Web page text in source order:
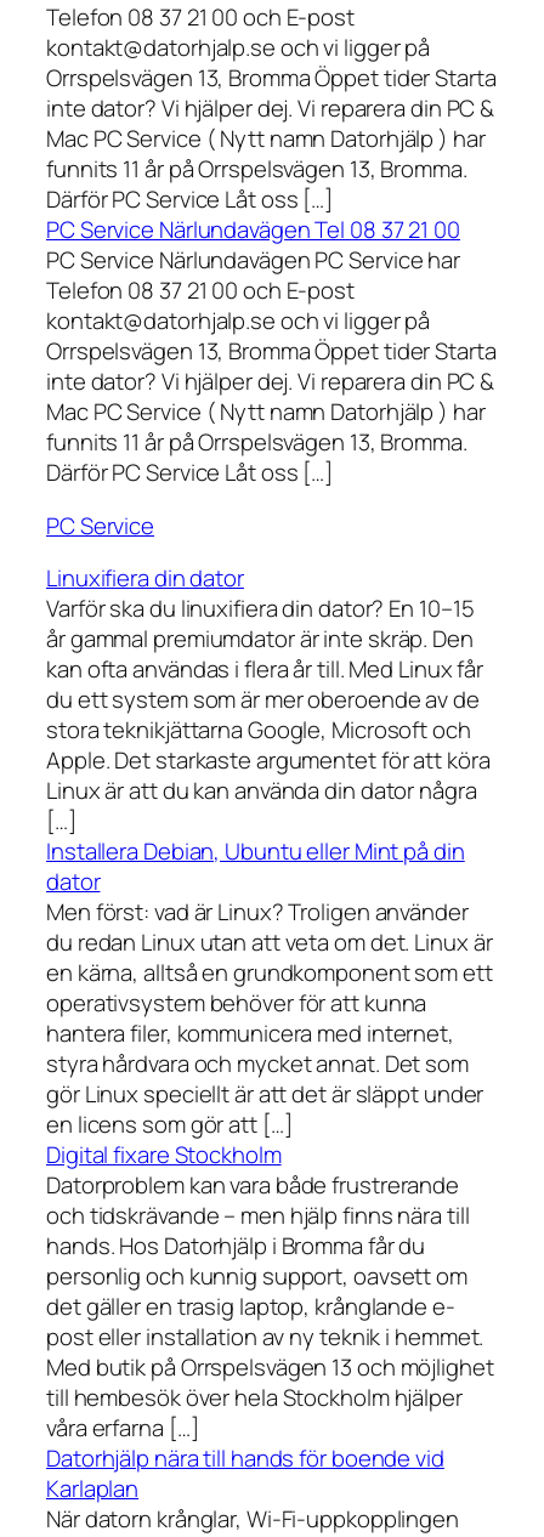
Telefon 08 37 21 00 och E-post
kontakt@datorhjalp.se och vi ligger på
Orrspelsvägen 13, Bromma Öppet tider Starta
inte dator? Vi hjälper dej. Vi reparera din PC &
Mac PC Service ( Nytt namn Datorhjälp ) har
funnits 11 år på Orrspelsvägen 13, Bromma.
Därför PC Service Låt oss […]
PC Service Närlundavägen Tel 08 37 21 00
PC Service Närlundavägen PC Service har
Telefon 08 37 21 00 och E-post
kontakt@datorhjalp.se och vi ligger på
Orrspelsvägen 13, Bromma Öppet tider Starta
inte dator? Vi hjälper dej. Vi reparera din PC &
Mac PC Service ( Nytt namn Datorhjälp ) har
funnits 11 år på Orrspelsvägen 13, Bromma.
Därför PC Service Låt oss […]
PC Service
Linuxifiera din dator
Varför ska du linuxifiera din dator? En 10–15
år gammal premiumdator är inte skräp. Den
kan ofta användas i flera år till. Med Linux får
du ett system som är mer oberoende av de
stora teknikjättarna Google, Microsoft och
Apple. Det starkaste argumentet för att köra
Linux är att du kan använda din dator några
[…]
Installera Debian, Ubuntu eller Mint på din
dator
Men först: vad är Linux? Troligen använder
du redan Linux utan att veta om det. Linux är
en kärna, alltså en grundkomponent som ett
operativsystem behöver för att kunna
hantera filer, kommunicera med internet,
styra hårdvara och mycket annat. Det som
gör Linux speciellt är att det är släppt under
en licens som gör att […]
Digital fixare Stockholm
Datorproblem kan vara både frustrerande
och tidskrävande – men hjälp finns nära till
hands. Hos Datorhjälp i Bromma får du
personlig och kunnig support, oavsett om
det gäller en trasig laptop, krånglande e-
post eller installation av ny teknik i hemmet.
Med butik på Orrspelsvägen 13 och möjlighet
till hembesök över hela Stockholm hjälper
våra erfarna […]
Datorhjälp nära till hands för boende vid
Karlaplan
När datorn krånglar, Wi-Fi-uppkopplingen